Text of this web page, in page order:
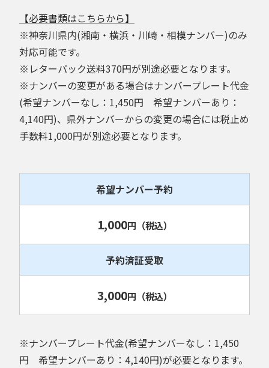
【必要書類はこちらから】
※神奈川県内(湘南・横浜・川崎・相模ナンバー)のみ
対応可能です。
※レターパック送料370円が別途必要となります。
※ナンバーの変更がある場合はナンバープレート代金
(希望ナンバーなし：1,450円 希望ナンバーあり：
4,140円)、県外ナンバーからの変更の場合には税止め
手数料1,000円が別途必要となります。
希望ナンバー予約
1,000円 （税込）
予約済証受取
3,000円 （税込）
※ナンバープレート代金(希望ナンバーなし：1,450
円 希望ナンバーあり：4,140円)が必要となります。